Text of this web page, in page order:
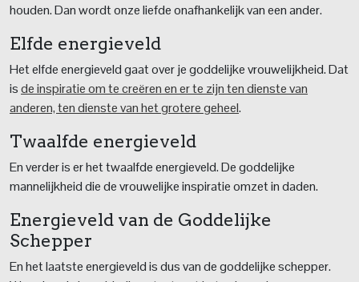
houden. Dan wordt onze liefde onafhankelijk van een ander.
Elfde energieveld
Het elfde energieveld gaat over je goddelijke vrouwelijkheid. Dat
isde inspiratie om te creëren en er te zijn ten dienste van
anderen, ten dienste van het grotere geheel.
Twaalfde energieveld
En verder is er het twaalfde energieveld. De goddelijke
mannelijkheid die de vrouwelijke inspiratie omzet in daden.
Energieveld van de Goddelijke
Schepper
En het laatste energieveld is dus van de goddelijke schepper.